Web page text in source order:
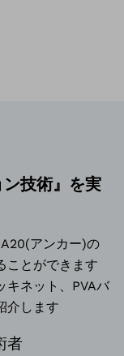
技術』を実
アンカー)の
ことができます
キネット、PVAバ
介します
者